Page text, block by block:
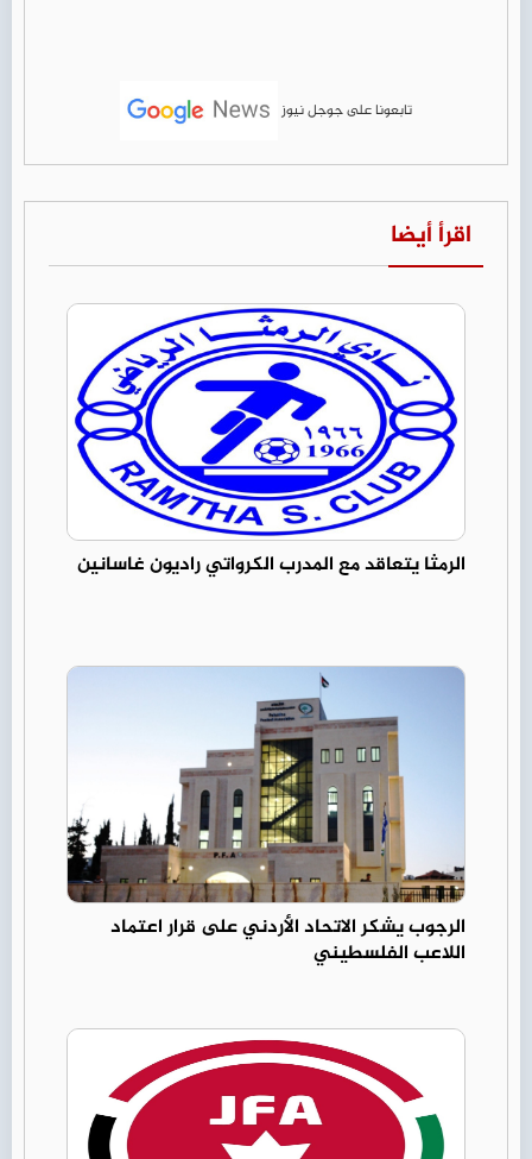
تابعونا على جوجل نيوز
اقرأ أيضا
الرمثا يتعاقد مع المدرب الكرواتي راديون غاسانين
الرجوب يشكر الاتحاد الأردني على قرار اعتماد
اللاعب الفلسطيني